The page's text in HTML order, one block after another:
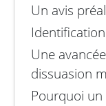
Un avis
Une
dissuasion
Pourquoi